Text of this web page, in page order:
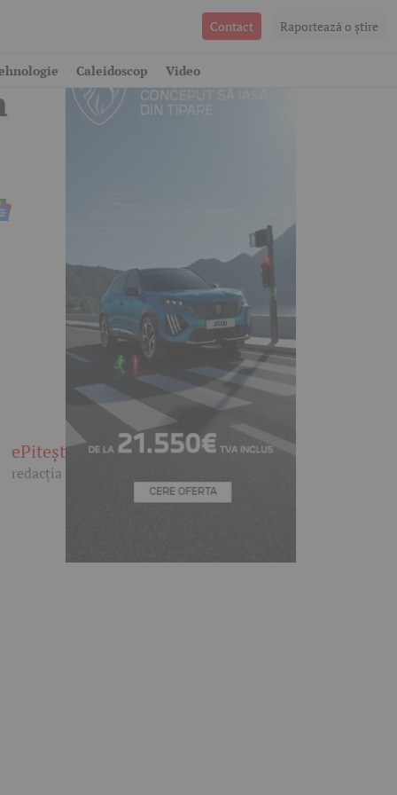
Contact Raportează o ştire
Caleidoscop Video
ePitești
redacția